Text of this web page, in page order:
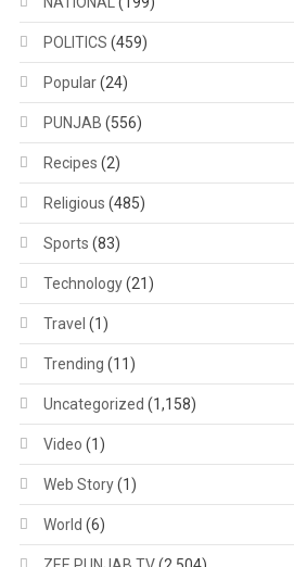
POLITICS (459)
Popular(24)
PUNJAB (556)
Recipes (2)
Religious (485)
Sports (83)
Technology(21)
Travel (1)
Trending (11)
Uncategorized (1,158)
Video (1)
Web Story(1)
World (6)